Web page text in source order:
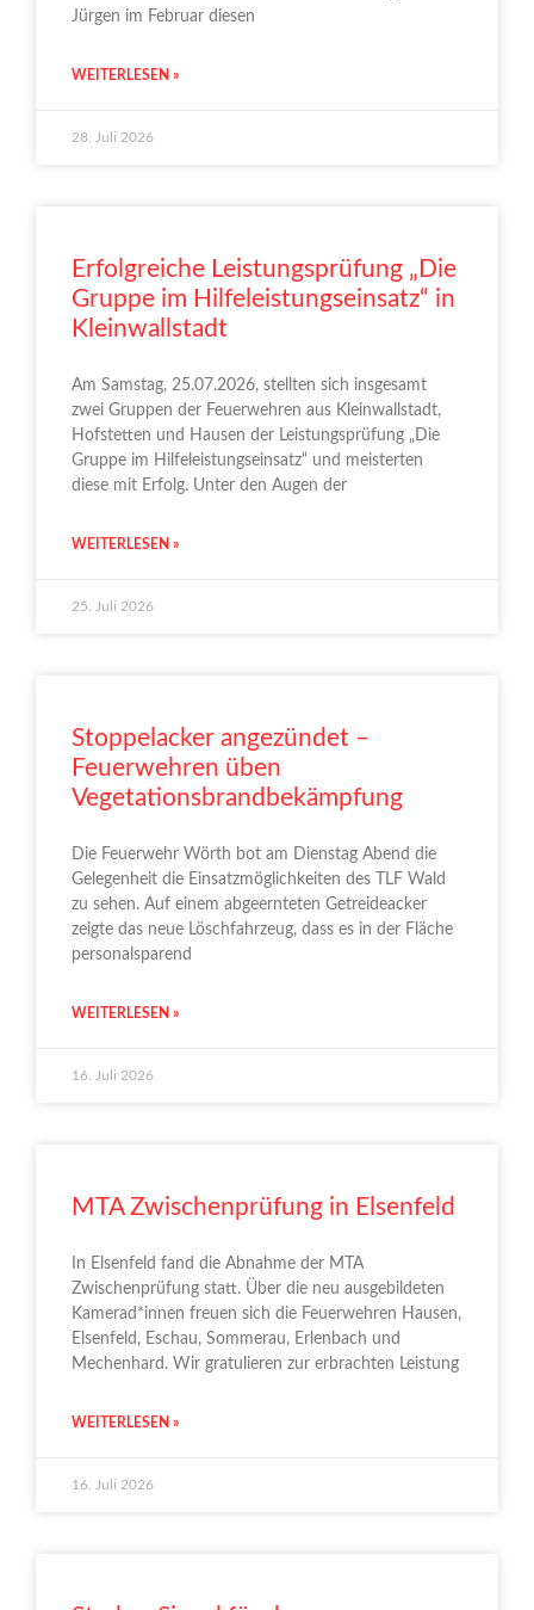
Jürgen im Februar diesen
WEITERLESEN »
28. Juli 2026
Erfolgreiche Leistungsprüfung „Die
Gruppe im Hilfeleistungseinsatz“ in
Kleinwallstadt
Am Samstag, 25.07.2026, stellten sich insgesamt
zwei Gruppen der Feuerwehren aus Kleinwallstadt,
Hofstetten und Hausen der Leistungsprüfung „Die
Gruppe im Hilfeleistungseinsatz“ und meisterten
diese mit Erfolg. Unter den Augen der
WEITERLESEN »
25. Juli 2026
Stoppelacker angezündet –
Feuerwehren üben
Vegetationsbrandbekämpfung
Die Feuerwehr Wörth bot am Dienstag Abend die
Gelegenheit die Einsatzmöglichkeiten des TLF Wald
zu sehen. Auf einem abgeernteten Getreideacker
zeigte das neue Löschfahrzeug, dass es in der Fläche
personalsparend
WEITERLESEN »
16. Juli 2026
MTA Zwischenprüfung in Elsenfeld
In Elsenfeld fand die Abnahme der MTA
Zwischenprüfung statt. Über die neu ausgebildeten
Kamerad*innen freuen sich die Feuerwehren Hausen,
Elsenfeld, Eschau, Sommerau, Erlenbach und
Mechenhard. Wir gratulieren zur erbrachten Leistung
WEITERLESEN »
16. Juli 2026